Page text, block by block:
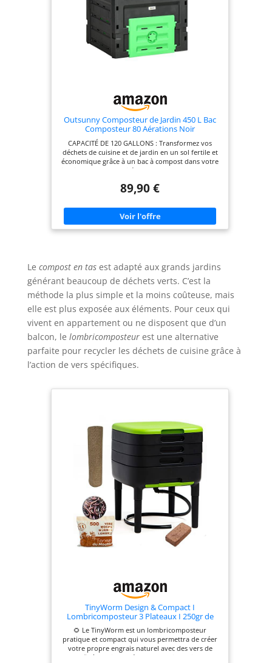
Polypropylène (résistant aux intempéries,
imperméable) ; Capacité–300L ; Dimensions–58 *
58 * 80 (cm)
Outsunny Composteur de Jardin 450 L Bac
Composteur 80 Aérations Noir
CAPACITÉ DE 120 GALLONS : Transformez vos
déchets de cuisine et de jardin en un sol fertile et
économique grâce à un bac à compost dans votre
jardin. Avec sa capacité extra-large de 120 gallons,
vider moins fréquemment, rendant le compostage
CIRCULATION : Obtenez du compost riche en
nutriments rapidement. Équipé de 80 aérations,
notre composteur de jardin extérieur assure une
circulation optimale de l'air, permettant au
des déchets de jardin ou des restes de cuisine, et
en seulement 1 à 3 mois, vous obtiendrez un sol
fertile prêt pour vos plantations. Les deux portes
coulissantes facilitent la manipulation des déchets
sans effort. MATÉRIAUX SANS BPA : Conçu en
polypropylène dense et sans BPA, ce matériau
retient efficacement la chaleur et l'humidité,
accélérant ainsi le processus de compostage tout
en résistant aux conditions climatiques tout au
long de l'année. FACILE À ASSEMBLER : Aucun outil
requis ; clipsez simplement les pièces entre elles,
et votre bac à compost extérieur sera prêt à
89,90 €
Le compost en tasest adapté aux grands jardins
générant beaucoup de déchets verts. C’est la
méthode la plus simple et la moins coûteuse, mais
elle est plus exposée aux éléments. Pour ceux qui
vivent en appartement ou ne disposent que d’un
balcon, le lombricomposteurest une alternative
parfaite pour recycler les déchets de cuisine grâce à
l’action de vers spécifiques.
TinyWorm Design & Compact I
Lombricomposteur 3 Plateaux I 250gr de
vers de Compost I Kit Complet I Tiroir
Coulissant I Pieds Plastique
🌻 Le TinyWorm est un lombricomposteur
pratique et compact qui vous permettra de créer
votre propre engrais naturel avec des vers de
terre 🐛, à partir de déchets organiques issus de